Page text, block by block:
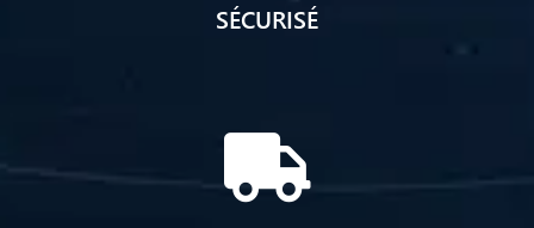
SÉCURISÉ